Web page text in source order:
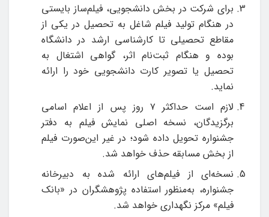
برای شرکت در بخش دانشجویی، فیلم‌ساز بایستی
در هنگام تولید فیلم شاغل به تحصیل در یکی از
مقاطع تحصیلی تا کارشناسی ارشد در دانشگاه
بوده و هنگام ثبت‌نام اثر، گواهی اشتغال به
تحصیل یا تصویر کارت دانشجویی خود را ارائه
نماید.
لازم است حداکثر ۷ روز پس از اعلام اسامی
برگزیدگان، نسخه اصلی نمایش فیلم به دفتر
جشنواره تحویل داده شود؛ در غیر این‌صورت فیلم
از بخش مسابقه حذف خواهد شد.
نسخه‌ای از فیلم‌های ارائه شده به دبیرخانه
جشنواره، به‌منظور استفاده پژوهشگران در «بانک
فیلم» مرکز نگهداری خواهد شد.